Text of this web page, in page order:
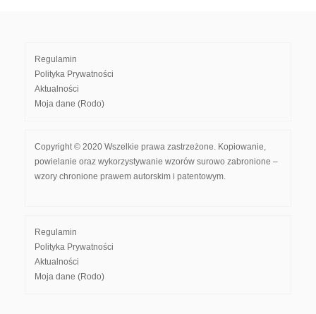
Regulamin
Polityka Prywatności
Aktualności
Moja dane (Rodo)
Copyright © 2020 Wszelkie prawa zastrzeżone. Kopiowanie,
powielanie oraz wykorzystywanie wzorów surowo zabronione –
wzory chronione prawem autorskim i patentowym.
Regulamin
Polityka Prywatności
Aktualności
Moja dane (Rodo)